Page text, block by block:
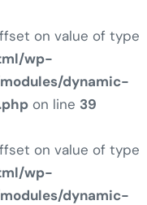
on value of type
wp-
dynamic-
on line 39
on value of type
wp-
dynamic-